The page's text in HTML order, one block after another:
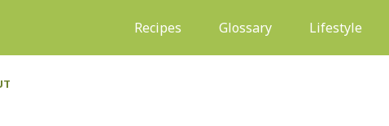
Recipes (current)Glossary Lifestyle